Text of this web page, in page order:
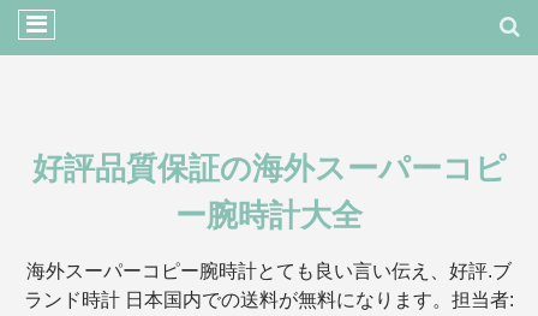
好評品質保証の海外スーパーコピ
ー腕時計大全
海外スーパーコピー腕時計とても良い言い伝え、好評.ブ
ランド時計 日本国内での送料が無料になります。担当者: